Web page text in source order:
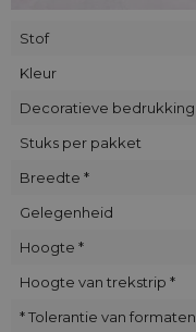
Stof
Kleur
Decoratieve bedrukking
Stuks per pakket
Breedte *
Gelegenheid
Hoogte *
Hoogte van trekstrip *
* Tolerantie van formaten